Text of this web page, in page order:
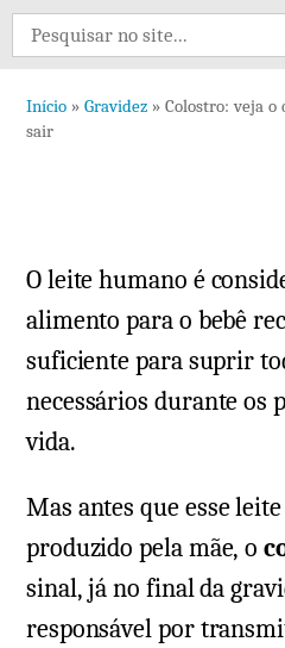
Search
for:
Início » Gravidez » Colostro: veja o
sair
O leite humano é
alimento para o bebê
suficiente para suprir
necessários durante os
vida.
Mas antes que esse
produzido pela mãe, o
sinal, já no final da
responsável por